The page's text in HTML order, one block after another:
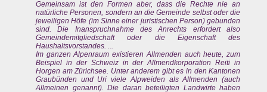
Gemeinsam ist den Formen aber, dass die Rechte nie an
natürliche Personen, sondern an die Gemeinde selbst oder die
jeweiligen Höfe (im Sinne einer juristischen Person) gebunden
sind. Die Inanspruchnahme des Anrechts erfordert also
Gemeindemitgliedschaft oder die Eigenschaft des
Haushaltsvorstandes. ...
Im ganzen Alpenraum existieren Allmenden auch heute, zum
Beispiel in der Schweiz in der Allmendkorporation Reiti in
Horgen am Zürichsee. Unter anderem gibt es in den Kantonen
Graubünden und Uri viele Alpweiden als Allmenden (auch
Allmeinen genannt). Die daran beteiligten Landwirte haben